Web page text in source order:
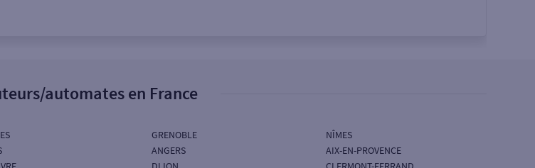
automates en France
GRENOBLE
ANGERS
NÎMES
AIX-EN-PROVENCE